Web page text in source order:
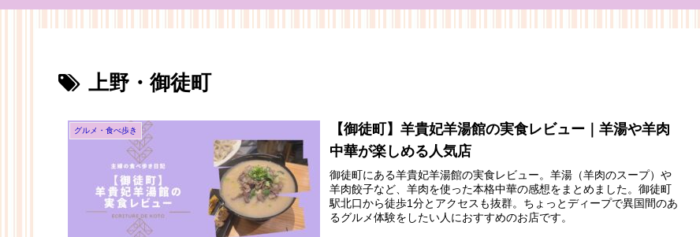
上野・御徒町
グルメ・食べ歩き
【御徒町】羊貴妃羊湯館の実食レビュー｜羊湯や羊肉
中華が楽しめる人気店
御徒町にある羊貴妃羊湯館の実食レビュー。羊湯（羊肉のスープ）や
羊肉餃子など、羊肉を使った本格中華の感想をまとめました。御徒町
駅北口から徒歩1分とアクセスも抜群。ちょっとディープで異国間のあ
るグルメ体験をしたい人におすすめのお店です。